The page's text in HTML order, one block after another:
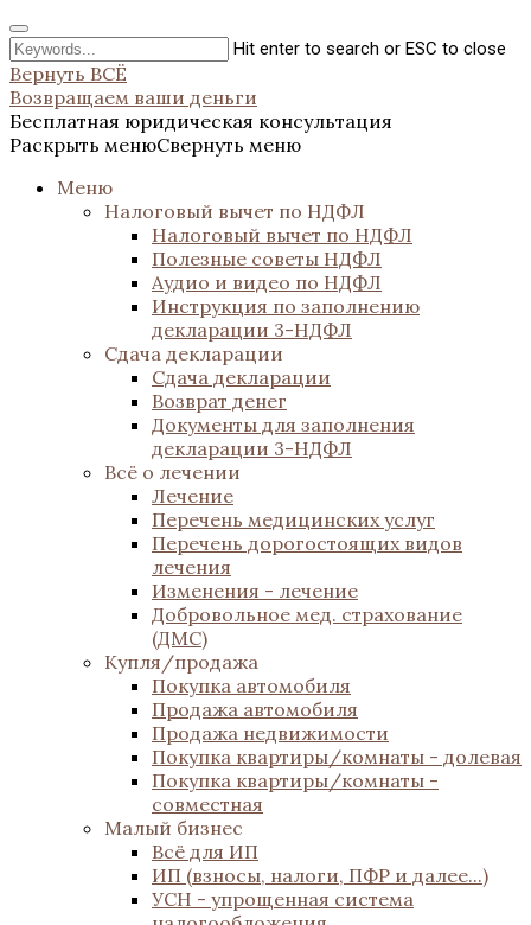
Hit enter to search or ESC to close
Вернуть ВСЁ
Возвращаем ваши деньги
Бесплатная юридическая консультация
Раскрыть менюСвернуть меню
Меню
Налоговый вычет по НДФЛ
Налоговый вычет по НДФЛ
Полезные советы НДФЛ
Аудио и видео по НДФЛ
Инструкция по заполнению
декларации 3-НДФЛ
Сдача декларации
Сдача декларации
Возврат денег
Документы для заполнения
декларации 3-НДФЛ
Всё о лечении
Лечение
Перечень медицинских услуг
Перечень дорогостоящих видов
лечения
Изменения - лечение
Добровольное мед. страхование
(ДМС)
Купля/продажа
Покупка автомобиля
Продажа автомобиля
Продажа недвижимости
Покупка квартиры/комнаты - долевая
Покупка квартиры/комнаты -
совместная
Малый бизнес
Всё для ИП
ИП (взносы, налоги, ПФР и далее...)
УСН - упрощенная система